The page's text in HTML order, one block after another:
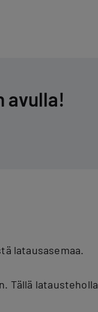
avulla!
latausasemaa.
Tällä latausteholla